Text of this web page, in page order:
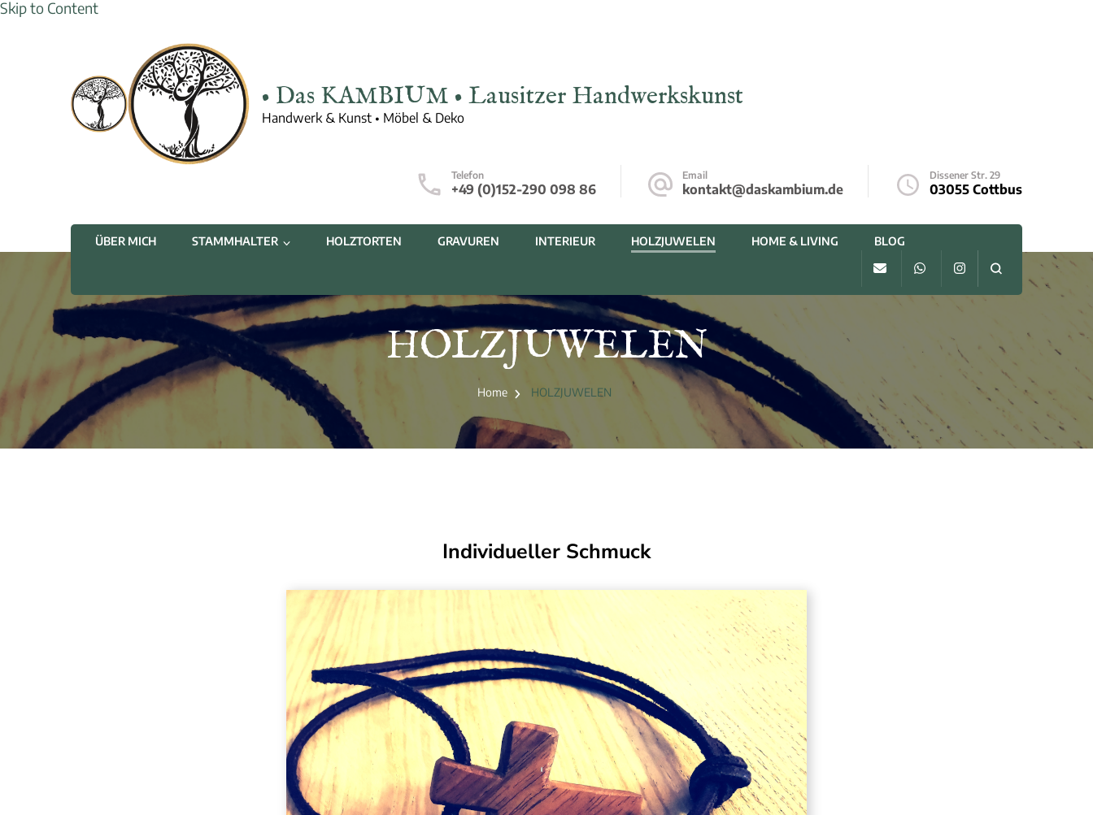
Skip to Content
• Das KAMBIUM • Lausitzer Handwerkskunst
Handwerk & Kunst • Möbel & Deko
Telefon
+49 (0)152-290 098 86
Email
kontakt@daskambium.de
Dissener Str. 29
03055 Cottbus
ÜBER MICH STAMMHALTER HOLZTORTEN GRAVUREN INTERIEUR HOLZJUWELEN HOME & LIVING BLOG
HOLZJUWELEN
Home HOLZJUWELEN
Individueller Schmuck